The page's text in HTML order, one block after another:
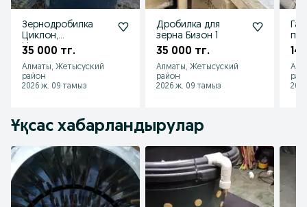
Зернодробилка
Циклон,
Измельчитель
35 000 тг.
Алматы, Жетысуский
район
2026 ж. 09 тамыз
Дробилка для
зерна Бизон 1
35 000 тг.
Алматы, Жетысуский
район
2026 ж. 09 тамыз
14
Ұқсас хабарландырулар